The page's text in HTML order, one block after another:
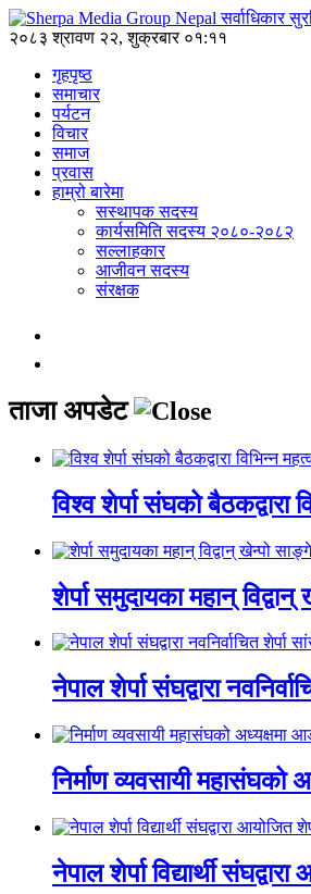
२०८३ श्रावण २२, शुक्रबार ०१:११
गृहपृष्ठ
समाचार
पर्यटन
विचार
समाज
प्रवास
हाम्रो बारेमा
सस्थापक सदस्य
कार्यसमिति सदस्य २०८०-२०८२
सल्लाहकार
आजीवन सदस्य
संरक्षक
ताजा अपडेट
विश्व शेर्पा संघको बैठकद्वारा
शेर्पा समुदायका महान्
नेपाल शेर्पा संघद्वारा
निर्माण व्यवसायी महासंघको
नेपाल शेर्पा विद्यार्थी